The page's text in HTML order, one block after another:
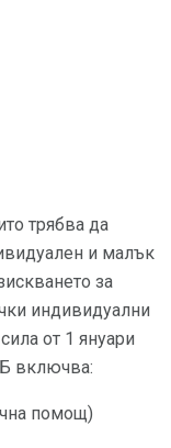
трябва да
и малък
за
индивидуални
от 1 януари
включва:
помощ)